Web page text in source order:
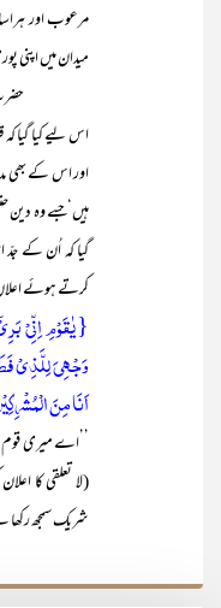
مرعوب اور
میدان میں
حضرت
اس لیے کیا گیا
اور اس کے بھی
ہیں‘جسے وہ دین
گیا کہ اُن کے جدّ
کرتے ہوئے
وَجۡہِیَ لِلَّذِیۡ
اَنَا مِنَ الۡمُشۡرِکِیۡنَ
’’اے میری
(لا تعلقی کا
شریک سمجھ رکھا